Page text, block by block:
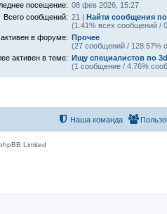
посещение: 08 фев 2026, 15:27
Всего сообщений: 21 | Найти сообщения
(1.41% всех сообщений /
в форуме: Прочее
(27 сообщений / 128.57%
активен в теме: Ищу специалистов по
(1 сообщение / 4.76%
Наша команда
Limited